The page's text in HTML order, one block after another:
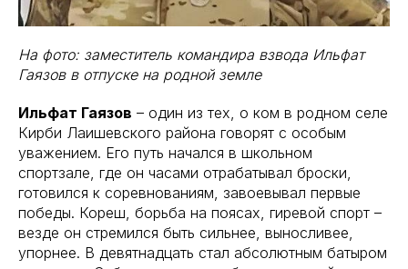
На фото: заместитель командира взвода Ильфат
Гаязов в отпуске на родной земле
Ильфат Гаязов – один из тех, о ком в родном селе
Кирби Лаишевского района говорят с особым
уважением. Его путь начался в школьном
спортзале, где он часами отрабатывал броски,
готовился к соревнованиям, завоевывал первые
победы. Кореш, борьба на поясах, гиревой спорт –
везде он стремился быть сильнее, выносливее,
упорнее. В девятнадцать стал абсолютным батыром